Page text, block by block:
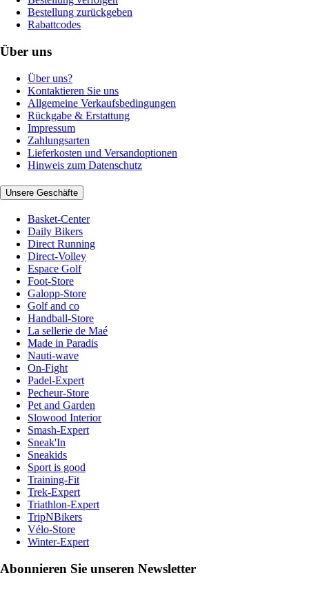
Bestellung zurückgeben
Rabattcodes
Über uns
Über uns?
Kontaktieren Sie uns
Allgemeine Verkaufsbedingungen
Rückgabe & Erstattung
Impressum
Zahlungsarten
Lieferkosten und Versandoptionen
Hinweis zum Datenschutz
Unsere Geschäfte
Basket-Center
Daily Bikers
Direct Running
Direct-Volley
Espace Golf
Foot-Store
Galopp-Store
Golf and co
Handball-Store
La sellerie de Maé
Made in Paradis
Nauti-wave
On-Fight
Padel-Expert
Pecheur-Store
Pet and Garden
Slowood Interior
Smash-Expert
Sneak'In
Sneakids
Sport is good
Training-Fit
Trek-Expert
Triathlon-Expert
TripNBikers
Vélo-Store
Winter-Expert
Abonnieren Sie unseren Newsletter